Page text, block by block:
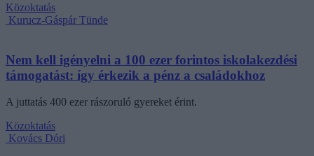
Közoktatás
Kurucz-Gáspár Tünde
Nem kell igényelni a 100 ezer forintos iskolakezdési
támogatást: így érkezik a pénz a családokhoz
A juttatás 400 ezer rászoruló gyereket érint.
Közoktatás
Kovács Dóri